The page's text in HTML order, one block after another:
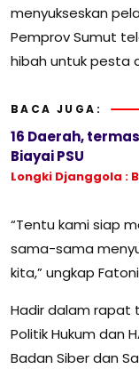
menyukseskan
Pemprov Sumut
hibah untuk pesta
BACA JUGA:
16 Daerah,
Biayai PSU
Longki Djanggola :
“Tentu kami siap
sama-sama
kita,” ungkap
Hadir dalam rapat
Politik Hukum dan
Badan Siber dan